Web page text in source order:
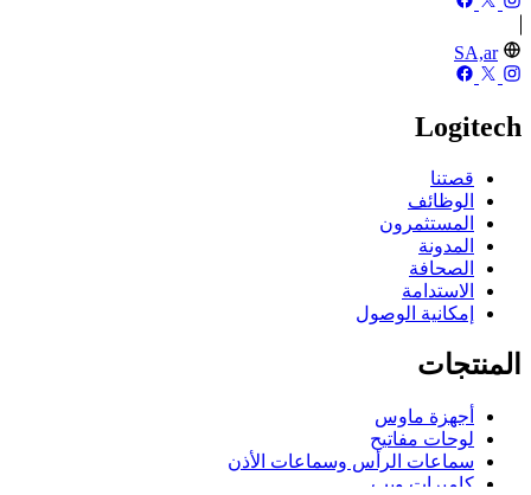
SA,ar
Logitech
قصتنا
الوظائف
المستثمرون
المدونة
الصحافة
الاستدامة
إمكانية الوصول
المنتجات
أجهزة ماوس
لوحات مفاتيح
سماعات الرأس وسماعات الأذن
كاميرات ويب